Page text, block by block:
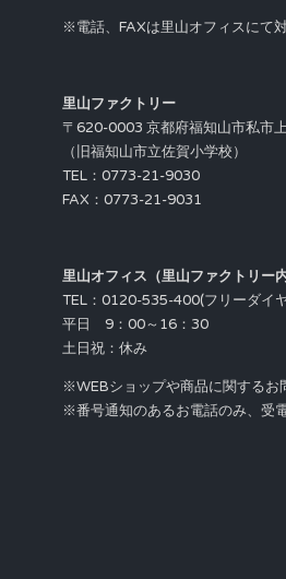
※電話、FAXは里山オフィスにて
里山ファクトリー
〒620-0003 京都府福知山市私市
（旧福知山市立佐賀小学校）
TEL：0773-21-9030
FAX：0773-21-9031
里山オフィス（里山ファクトリー内
TEL：0120-535-400(フリーダイ
平日 9：00～16：30
土日祝：休み
※WEBショップや商品に関するお
※番号通知のあるお電話のみ、受